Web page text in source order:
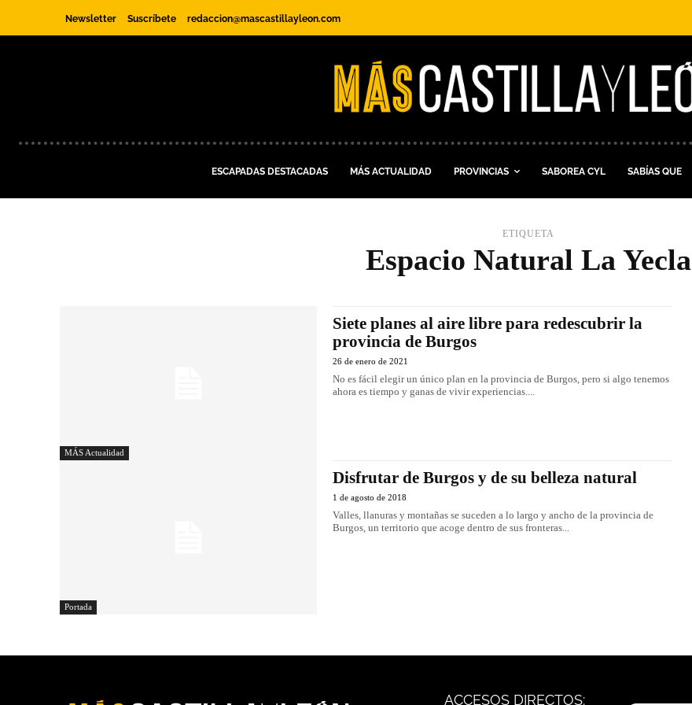
Newsletter Suscríbete redaccion@mascastillayleon.com
ESCAPADAS DESTACADAS MÁS ACTUALIDAD PROVINCIAS SABOREA CYL SABÍAS QUE
ETIQUETA
Espacio Natural La Yecla
MÁS Actualidad
Siete planes al aire libre para redescubrir la
provincia de Burgos
26 de enero de 2021
No es fácil elegir un único plan en la provincia de Burgos, pero si algo tenemos
ahora es tiempo y ganas de vivir experiencias....
Portada
Disfrutar de Burgos y de su belleza natural
1 de agosto de 2018
Valles, llanuras y montañas se suceden a lo largo y ancho de la provincia de
Burgos, un territorio que acoge dentro de sus fronteras...
ACCESOS DIRECTOS: